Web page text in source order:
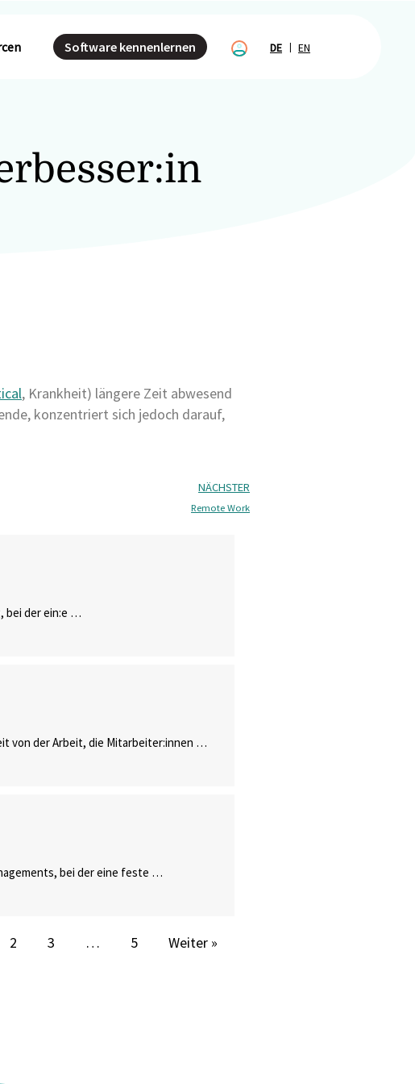
Software kennenlernen DE EN
, Krankheit) längere Zeit abwesend
konzentriert sich jedoch darauf,
NÄCHSTER
Remote Work
bei der ein:e …
von der Arbeit, die Mitarbeiter:innen …
bei der eine feste …
2 3 … 5 Weiter »